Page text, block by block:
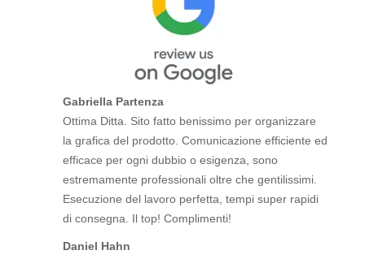
Gabriella Partenza
Ottima Ditta. Sito fatto benissimo per organizzare
la grafica del prodotto. Comunicazione efficiente ed
efficace per ogni dubbio o esigenza, sono
estremamente professionali oltre che gentilissimi.
Esecuzione del lavoro perfetta, tempi super rapidi
di consegna. Il top! Complimenti!
Daniel Hahn